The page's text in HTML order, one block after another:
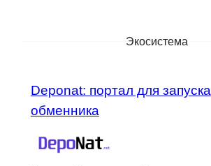
Экосистема
Deponat: портал для запуска
обменника